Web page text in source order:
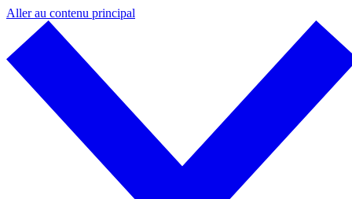
Aller au contenu principal